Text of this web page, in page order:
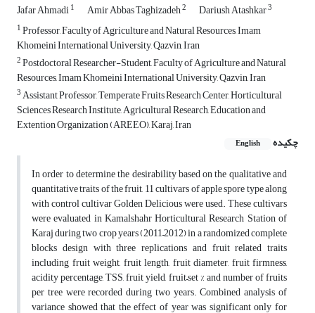
Jafar Ahmadi1 Amir Abbas Taghizadeh2 Dariush Atashkar3
1Professor, Faculty of Agriculture and Natural Resources, Imam
Khomeini International ‎University, Qazvin, Iran
2Postdoctoral Researcher-Student, Faculty of Agriculture and Natural
Resources, Imam Khomeini International University, Qazvin, ‎Iran
3Assistant Professor, Temperate Fruits Research Center, Horticultural
Sciences Research Institute, Agricultural Research, Education ‎and
Extention Organization (AREEO), Karaj, Iran‎
چکیده
English
In order to determine the desirability based on the qualitative and
quantitative traits of the fruit, 11 cultivars of apple spore type along
with control cultivar Golden Delicious were used. These cultivars
were evaluated in Kamalshahr Horticultural Research Station of
Karaj during two crop years (2011–2012) in a randomized complete
blocks design with three replications and fruit related traits
including fruit weight, fruit length, fruit diameter, fruit firmness,
acidity percentage, TSS, fruit yield, fruit–set % and number of fruits
per tree were recorded during two years. Combined analysis of
variance showed that the effect of year was significant only for